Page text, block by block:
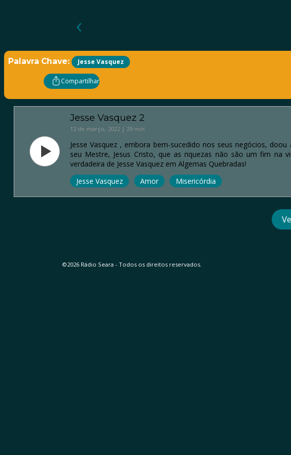
‹
Palavra Chave: Jesse Vasquez
Compartilhar
Jesse Vasquez 2
12 de março, 2022 | 29 min
Jesse Vasquez , embora bem-sucedido nos seus negócios,
seu Mestre, Jesus Cristo, que as riquezas não são um fim na
verdadeira de Jesse Vasquez em Algemas Quebradas!
Jesse Vasquez
Amor Misericórdia
©2026 Rádio Seara - Todos os direitos reservados.